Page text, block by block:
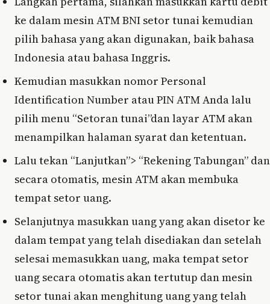
ke dalam mesin ATM BNI setor tunai kemudian
pilih bahasa yang akan digunakan, baik bahasa
Indonesia atau bahasa Inggris.
Kemudian masukkan nomor Personal
Identification Number atau PIN ATM Anda lalu
pilih menu “Setoran tunai”dan layar ATM akan
menampilkan halaman syarat dan ketentuan.
Lalu tekan “Lanjutkan”> “Rekening Tabungan” dan
secara otomatis, mesin ATM akan membuka
tempat setor uang.
Selanjutnya masukkan uang yang akan disetor ke
dalam tempat yang telah disediakan dan setelah
selesai memasukkan uang, maka tempat setor
uang secara otomatis akan tertutup dan mesin
setor tunai akan menghitung uang yang telah